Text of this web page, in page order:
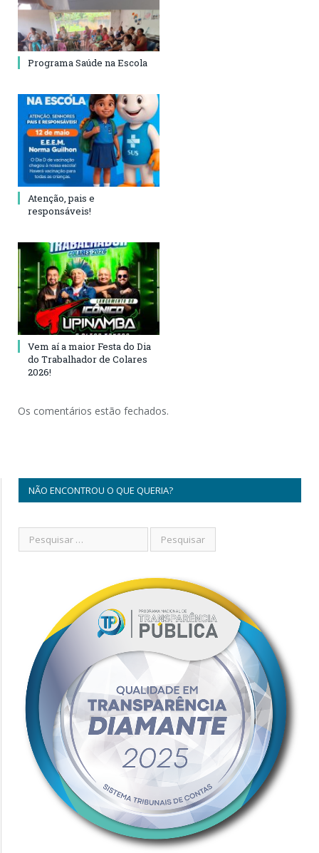
Programa Saúde na Escola
Atenção, pais e
responsáveis!
Vem aí a maior Festa do Dia
do Trabalhador de Colares
2026!
Os comentários estão fechados.
NÃO ENCONTROU O QUE QUERIA?